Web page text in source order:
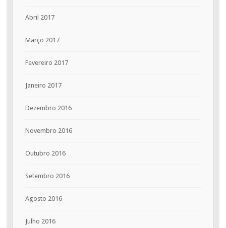
Abril 2017
Março 2017
Fevereiro 2017
Janeiro 2017
Dezembro 2016
Novembro 2016
Outubro 2016
Setembro 2016
Agosto 2016
Julho 2016